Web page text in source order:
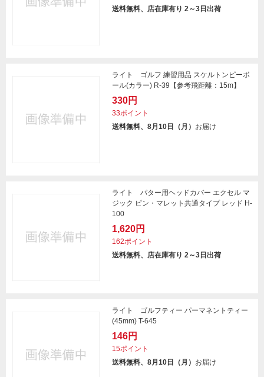
送料無料、店在庫有り 2～3日出荷
ライト ゴルフ 練習用品 スケルトンピーボ
ール(カラー) R-39【参考飛距離：15m】
330円
33ポイント
送料無料、8月10日（月） お届け
ライト パター用ヘッドカバー エクセル マ
ジック ピン・マレット共通タイプ レッド H-
100
1,620円
162ポイント
送料無料、店在庫有り 2～3日出荷
ライト ゴルフティー パーマネントティー
(45mm) T-645
146円
15ポイント
送料無料、8月10日（月） お届け